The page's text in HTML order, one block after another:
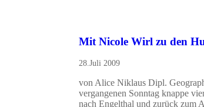
Mit Nicole Wirl zu den
28.Juli 2009
von Alice Niklaus Dipl.
vergangenen Sonntag knappe
nach Engelthal und zurück zum